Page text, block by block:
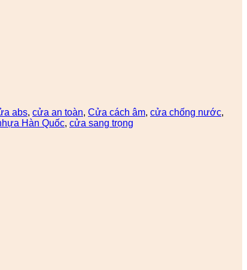
abs, cửa an toàn, Cửa cách âm, cửa chống nước,
Hàn Quốc, cửa sang trọng